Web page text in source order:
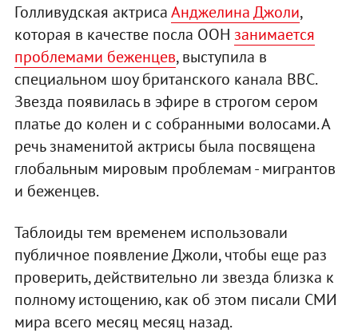
Голливудская актрисаАнджелина Джоли,
которая в качестве посла ООН занимается
проблемами беженцев, выступила в
специальном шоу британского канала BBC.
Звезда появилась в эфире в строгом сером
платье до колен и с собранными волосами. А
речь знаменитой актрисы была посвящена
глобальным мировым проблемам - мигрантов
и беженцев.
Таблоиды тем временем использовали
публичное появление Джоли, чтобы еще раз
проверить, действительно ли звезда близка к
полному истощению, как об этом писали СМИ
мира всего месяц месяц назад.